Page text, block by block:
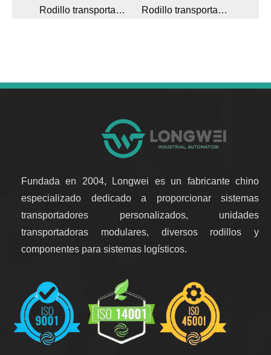
Rodillo transportador de acumulación ajustable con piñón de acero de doble hilera Rodillo transportador de acumulación ajustable accionado por cadena de piñón de acero de una hilera
Fundada en 2004, Longwei es un fabricante chino
especializado dedicado a proporcionar sistemas
transportadores personalizados, unidades
transportadoras modulares, diversos rodillos y
componentes para sistemas logísticos.